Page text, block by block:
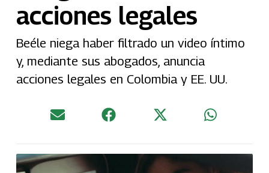
acciones legales
Beéle niega haber filtrado un video íntimo
y, mediante sus abogados, anuncia
acciones legales en Colombia y EE. UU.